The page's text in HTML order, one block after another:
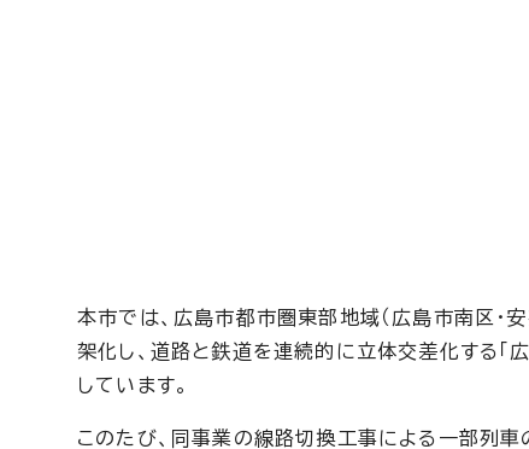
本市では、広島市都市圏東部地域（広島市南区・
架化し、道路と鉄道を連続的に立体交差化する
しています。
このたび、同事業の線路切換工事による一部列